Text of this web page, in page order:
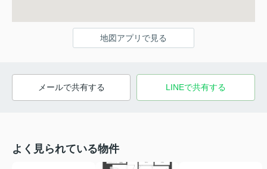
地図アプリで見る
メールで共有する LINEで共有する
よく見られている物件